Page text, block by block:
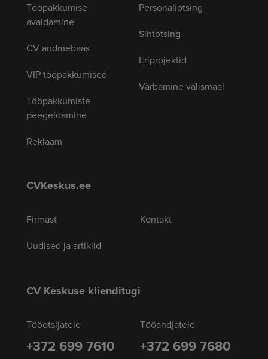
Tööpakkumise
avaldamine
CV andmebaas
VIP tööpakkumised
Tööpakkumiste
peegeldamine
Reklaam
Personaliotsing
Sihtotsing
Eriprojektid
Värbamine välismaal
CVKeskus.ee
Firmast
Uudised ja artiklid
Kontakt
CV Keskuse klienditugi
Tööotsijatele
+372 699 7610
Tööandjatele
+372 699 7680